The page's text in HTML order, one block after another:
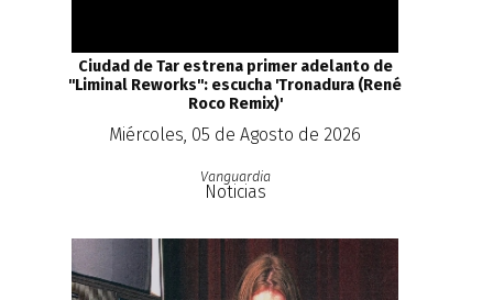
Ciudad de Tar estrena primer adelanto de
''Liminal Reworks'': escucha 'Tronadura (René
Roco Remix)'
Miércoles, 05 de Agosto de 2026
Vanguardia
Noticias